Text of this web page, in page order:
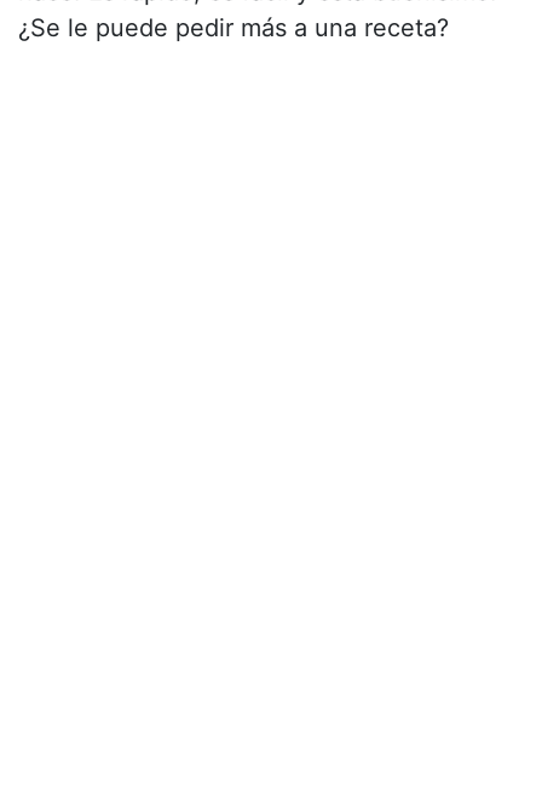
¿Se le puede pedir más a una receta?